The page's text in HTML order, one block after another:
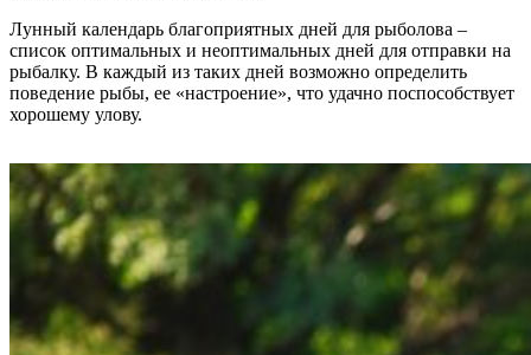
Лунный календарь благоприятных дней для рыболова –
список оптимальных и неоптимальных дней для отправки на
рыбалку. В каждый из таких дней возможно определить
поведение рыбы, ее «настроение», что удачно поспособствует
хорошему улову.